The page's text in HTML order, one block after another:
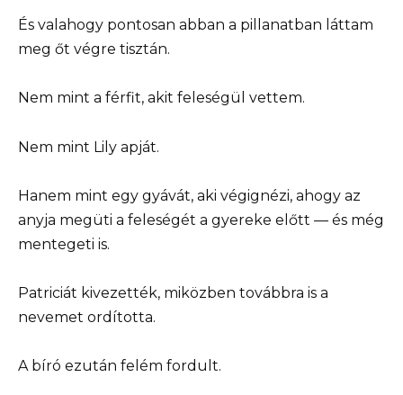
És valahogy pontosan abban a pillanatban láttam
meg őt végre tisztán.
Nem mint a férfit, akit feleségül vettem.
Nem mint Lily apját.
Hanem mint egy gyávát, aki végignézi, ahogy az
anyja megüti a feleségét a gyereke előtt — és még
mentegeti is.
Patriciát kivezették, miközben továbbra is a
nevemet ordította.
A bíró ezután felém fordult.